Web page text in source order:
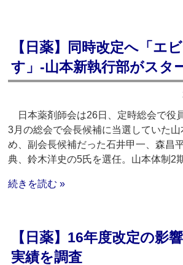
【日薬】同時改定へ「エ
す」‐山本新執行部がスタ
日本薬剤師会は26日、定時総会で役
3月の総会で会長候補に当選していた山
め、副会長候補だった石井甲一、森昌
典、鈴木洋史の5氏を選任。山本体制2
続きを読む »
【日薬】16年度改定の影
実績を調査